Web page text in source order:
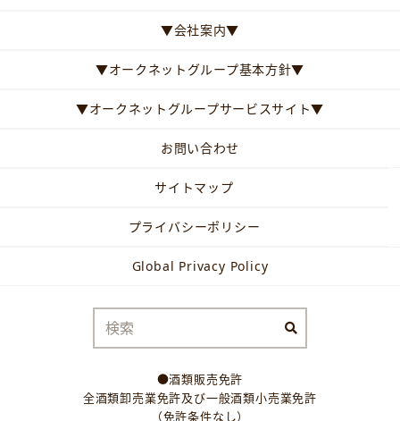
▼会社案内▼
▼オークネットグループ基本方針▼
▼オークネットグループサービスサイト▼
お問い合わせ
サイトマップ
プライバシーポリシー
Global Privacy Policy
●酒類販売免許
全酒類卸売業免許及び一般酒類小売業免許
（免許条件なし）